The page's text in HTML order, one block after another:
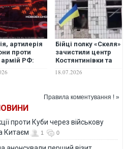
артилерія
проти
армій РФ:
Бійці полку «Скеля»
зачистили центр
Костянтинівки та
підняли
український прапор
18.07.2026
Правила коментування ! »
проти Куби через військову
Китаєм
1 0